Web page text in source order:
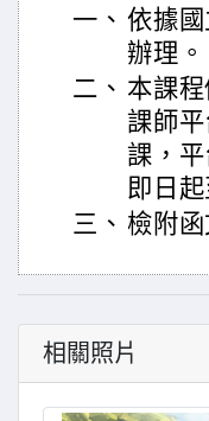
一、 依據
辦理。
二、 本課
課師
課，
即日
三、 檢附
相關照片